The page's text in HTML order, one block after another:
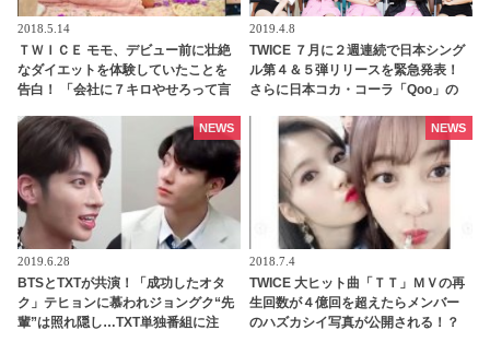
2018.5.14
ＴＷＩＣＥ モモ、デビュー前に壮絶
なダイエットを体験していたことを
告白！ 「会社に７キロやせろって言
2019.4.8
TWICE ７月に２週連続で日本シング
ル第４＆５弾リリースを緊急発表！
さらに日本コカ・コーラ「Qoo」の
2019.6.28
BTSとTXTが共演！「成功したオタ
ク」テヒョンに慕われジョングク“先
輩”は照れ隠し…TXT単独番組に注
NEWS
2018.7.4
TWICE 大ヒット曲「ＴＴ」ＭＶの再
生回数が４億回を超えたらメンバー
のハズカシイ写真が公開される！？
NEWS